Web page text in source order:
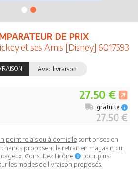
DE PRIX
et ses Amis [Disney] 6017593
Avec livraison
27.50 €
27.50 €
gratuite
point relais ou à domicilesont prises en
proposent le retrait en magasin qui
Consultez l'icône
pour plus
les modes de livraison proposés.